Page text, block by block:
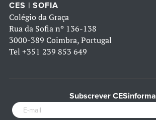
CES | SOFIA
Colégio da Graça
Rua da Sofia nº 136-138
3000-389 Coimbra, Portugal
Tel +351 239 853 649
Subscrever CESinforma